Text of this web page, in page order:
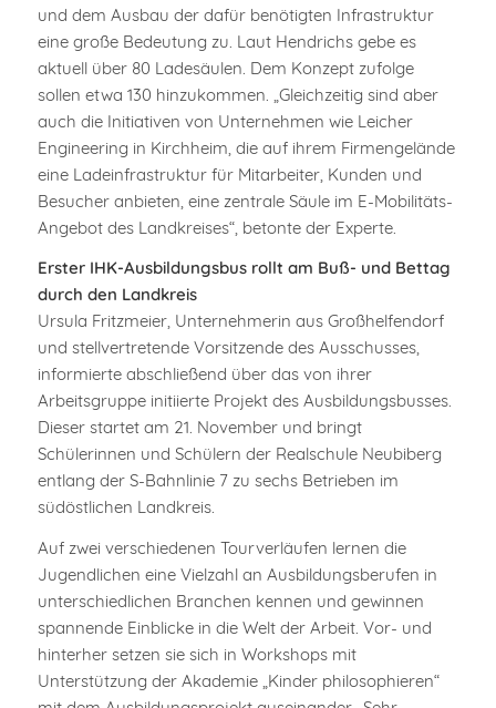
und dem Ausbau der dafür benötigten Infrastruktur
eine große Bedeutung zu. Laut Hendrichs gebe es
aktuell über 80 Ladesäulen. Dem Konzept zufolge
sollen etwa 130 hinzukommen. „Gleichzeitig sind aber
auch die Initiativen von Unternehmen wie Leicher
Engineering in Kirchheim, die auf ihrem Firmengelände
eine Ladeinfrastruktur für Mitarbeiter, Kunden und
Besucher anbieten, eine zentrale Säule im E-Mobilitäts-
Angebot des Landkreises“, betonte der Experte.
Erster IHK-Ausbildungsbus rollt am Buß- und Bettag
durch den Landkreis
Ursula Fritzmeier, Unternehmerin aus Großhelfendorf
und stellvertretende Vorsitzende des Ausschusses,
informierte abschließend über das von ihrer
Arbeitsgruppe initiierte Projekt des Ausbildungsbusses.
Dieser startet am 21. November und bringt
Schülerinnen und Schülern der Realschule Neubiberg
entlang der S-Bahnlinie 7 zu sechs Betrieben im
südöstlichen Landkreis.
Auf zwei verschiedenen Tourverläufen lernen die
Jugendlichen eine Vielzahl an Ausbildungsberufen in
unterschiedlichen Branchen kennen und gewinnen
spannende Einblicke in die Welt der Arbeit. Vor- und
hinterher setzen sie sich in Workshops mit
Unterstützung der Akademie „Kinder philosophieren“